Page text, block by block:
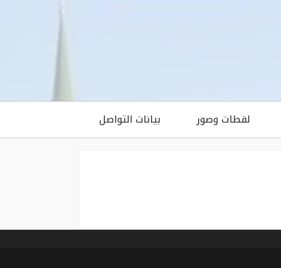
لقطات وصور بيانات التواصل